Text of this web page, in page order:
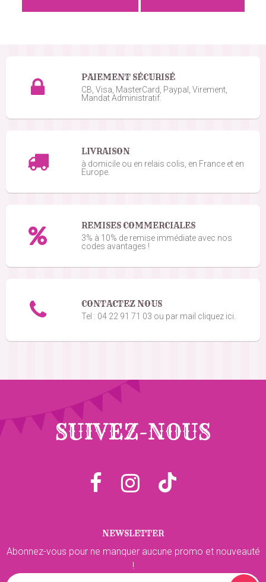
le 18/03/2024 suite à une commande du 09/03/2024
le 08/11/2023
Facilite le service
PAIEMENT SÉCURISÉ
CB, Visa, MasterCard, Paypal, Virement,
Mandat Administratif.
LIVRAISON
à domicile ou en relais colis, en France et en
Europe.
REMISES COMMERCIALES
3% à 10% de remise immédiate avec nos
codes avantages !
CONTACTEZ NOUS
Tel : 04 22 91 71 03 ou par mail cliquez ici.
SUIVEZ-NOUS
NEWSLETTER
Abonnez-vous pour ne manquer aucune promo et nouveauté
!